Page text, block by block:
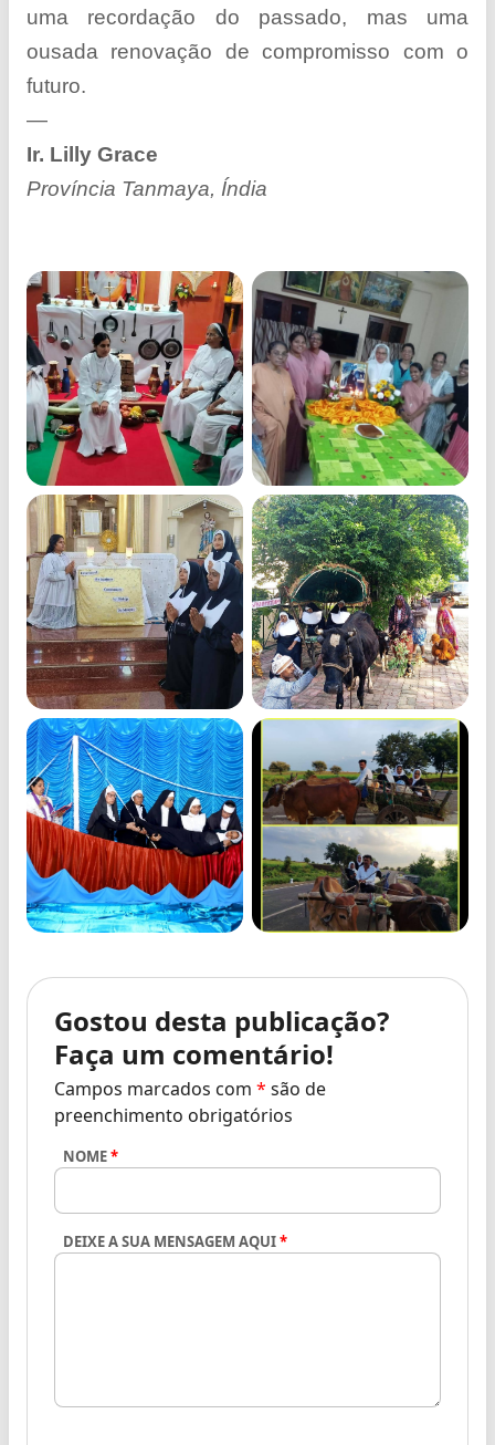
uma recordação do passado, mas uma
ousada renovação de compromisso com o
futuro.
—
Ir. Lilly Grace
Província Tanmaya, Índia
Gostou desta publicação?
Faça um comentário!
Campos marcados com * são de
preenchimento obrigatórios
NOME*
DEIXE A SUA MENSAGEM AQUI*